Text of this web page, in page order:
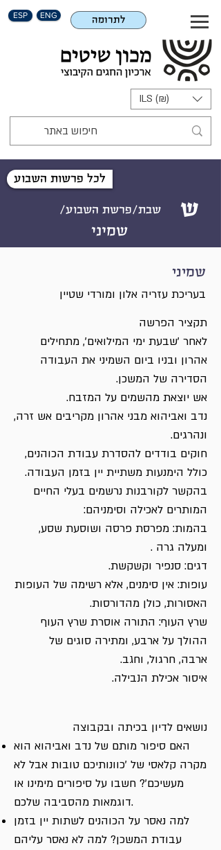
ESP ENG לתרומה
ILS (₪)
לכל פרשות השבוע
שבת/פרשת השבוע/
שמיני
ש
שמיני
בעריכת עזריה אלון ומורדי שטיין
תקציר הפרשה
לאחר 'שבעת ימי המילואים', מתחילים
אהרון ובניו ביום השמיני את העבודה
הסדירה של המשכן.
אש יוצאת מהשמים על המזבח.
נדב ואביהוא מבני אהרון מקריבים אש זרה,
ונהרגים.
חוקים בודדים להסדרת עבודת הכוהנים,
כולל הימנעות משתיית יין בזמן העבודה.
בהקשר לקורבנות נרשמים בעלי החיים
המותרים לאכילה וסימניהם:
בהמות: מפרסת פרסה ושוסעת שסע,
ומעלה גרה .
דגים: סנפיר וקשקשת.
עופות: אין סימנים, אלא רשימה של העופות
האסורות, כולן מהדורסות.
שרץ העוף: התורה אוסרת שרץ העוף
ההולך על ארבע, ומתירה סוגים של
ארבה, חרגול, וחגב.
איסור אכילת הנבילה.
נושאים לדיון בכיתה ובקבוצה
האם סיפור מותם של נדב ואביהוא הוא
מקרה קלאסי של 'כוונותיכם טובות אבל לא
מעשיכם'? חשבו על סיפורים מימינו או
דוגמאות מהסביבה שלכם.
למה נאסר על הכוהנים לשתות יין בזמן
עבודת המשכן? למה לא נאסר עליהם